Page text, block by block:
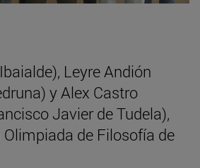
Leyre Andión
y Alex Castro
Javier de Tudela),
de Filosofía de